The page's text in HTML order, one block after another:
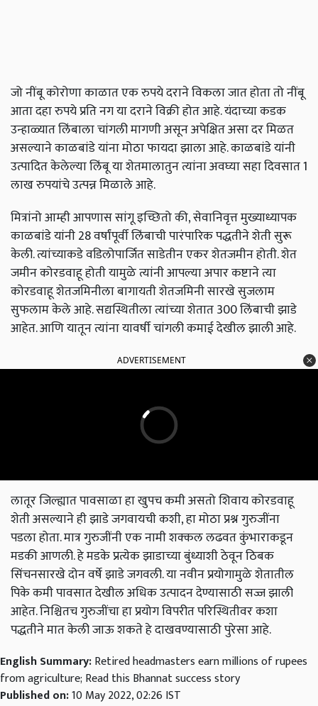
जो नींबू कोरोणा काळात एक रुपये दराने विकला जात होता तो नींबू
आता दहा रुपये प्रति नग या दराने विक्री होत आहे. यंदाच्या कडक
उन्हाळ्यात लिंबाला चांगली मागणी असून अपेक्षित असा दर मिळत
असल्याने काळबांडे यांना मोठा फायदा झाला आहे. काळबांडे यांनी
उत्पादित केलेल्या लिंबू या शेतमालातुन त्यांना अवघ्या सहा दिवसात 1
लाख रुपयांचे उत्पन्न मिळाले आहे.
मित्रांनो आम्ही आपणास सांगू इच्छितो की, सेवानिवृत्त मुख्याध्यापक
काळबांडे यांनी 28 वर्षांपूर्वी लिंबाची पारंपारिक पद्धतीने शेती सुरू
केली. त्यांच्याकडे वडिलोपार्जित साडेतीन एकर शेतजमीन होती. शेत
जमीन कोरडवाहू होती यामुळे त्यांनी आपल्या अपार कष्टाने त्या
कोरडवाहू शेतजमिनीला बागायती शेतजमिनी सारखे सुजलाम
सुफलाम केले आहे. सद्यस्थितीला त्यांच्या शेतात 300 लिंबाची झाडे
आहेत. आणि यातून त्यांना यावर्षी चांगली कमाई देखील झाली आहे.
ADVERTISEMENT
लातूर जिल्ह्यात पावसाळा हा खुपच कमी असतो शिवाय कोरडवाहू
शेती असल्याने ही झाडे जगवायची कशी, हा मोठा प्रश्न गुरुजींना
पडला होता. मात्र गुरुजींनी एक नामी शक्कल लढवत कुंभाराकडून
मडकी आणली. हे मडके प्रत्येक झाडाच्या बुंध्याशी ठेवून ठिबक
सिंचनसारखे दोन वर्षे झाडे जगवली. या नवीन प्रयोगामुळे शेतातील
पिके कमी पावसात देखील अधिक उत्पादन देण्यासाठी सज्ज झाली
आहेत. निश्चितच गुरुजींचा हा प्रयोग विपरीत परिस्थितीवर कशा
पद्धतीने मात केली जाऊ शकते हे दाखवण्यासाठी पुरेसा आहे.
English Summary:Retired headmasters earn millions of rupees
from agriculture; Read this Bhannat success story
Published on:10 May 2022, 02:26 IST